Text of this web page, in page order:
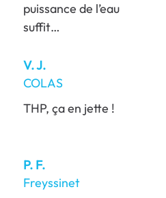
puissance de l’eau
suffit…
V. J.
COLAS
THP, ça en jette !
P. F.
Freyssinet